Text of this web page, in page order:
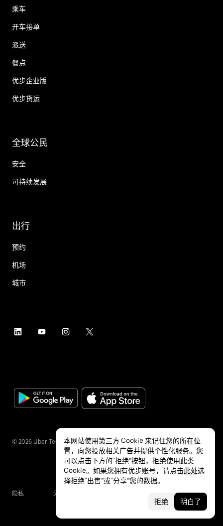
乘车
开车接单
派送
餐点
优步企业版
优步货运
全球公民
安全
可持续发展
出行
预约
机场
城市
© 2026 Uber Technologies Inc.
隐私 无障碍服务
本网站使用第三方 Cookie 来记住您的所在位
置，向您投放相关广告并提供个性化服务。您
可以点击下方的“拒绝”按钮，拒绝使用此类
Cookie。如果您拥有优步账号，请点击此处选
择拒绝“出售”或“分享”您的数据。
拒绝 明白了